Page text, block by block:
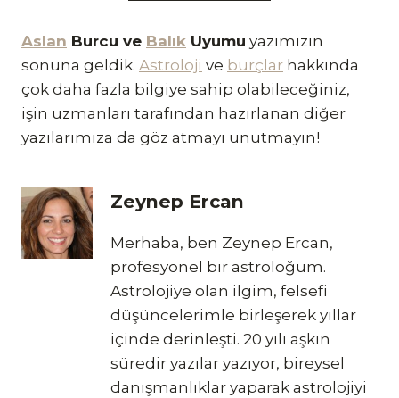
Aslan Burcu ve Balık Uyumu yazımızın
sonuna geldik. Astroloji ve burçlar hakkında
çok daha fazla bilgiye sahip olabileceğiniz,
işin uzmanları tarafından hazırlanan diğer
yazılarımıza da göz atmayı unutmayın!
Zeynep Ercan
Merhaba, ben Zeynep Ercan,
profesyonel bir astroloğum.
Astrolojiye olan ilgim, felsefi
düşüncelerimle birleşerek yıllar
içinde derinleşti. 20 yılı aşkın
süredir yazılar yazıyor, bireysel
danışmanlıklar yaparak astrolojiyi